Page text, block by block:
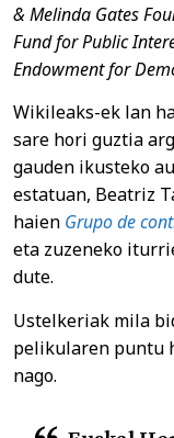
& Melinda Gates
Fund for Public
Endowment for
Wikileaks-ek lan
sare hori guztia
gauden ikusteko
estatuan, Beatriz
haien Grupo de
eta zuzeneko
dute.
Ustelkeriak mila
pelikularen puntu
nago.